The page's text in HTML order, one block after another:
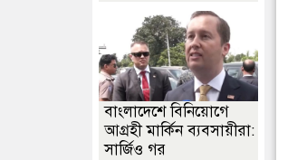
বাংলাদেশে বিনিয়োগে
আগ্রহী মার্কিন ব্যবসায়ীরা:
সার্জিও গর